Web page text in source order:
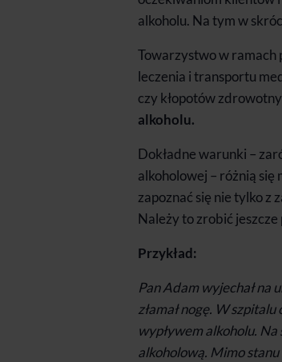
alkoholu. Na tym w
Towarzystwo w ramach
leczenia i transportu
czy kłopotów
alkoholu.
Dokładne warunki –
alkoholowej – różnią się
zapoznać się nie tylko z
Należy to zrobić
Przykład:
Pan Adam wyjechał na
złamał nogę. W
wypływem alkoholu. Na
alkoholową. Mimo